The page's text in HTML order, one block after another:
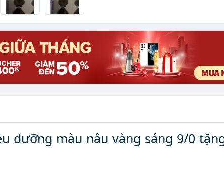
dưỡng màu nâu vàng sáng 9/0